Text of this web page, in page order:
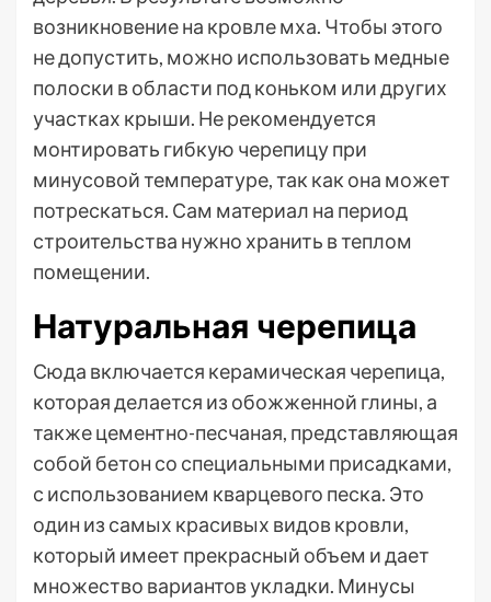
возникновение на кровле мха. Чтобы этого
не допустить, можно использовать медные
полоски в области под коньком или других
участках крыши. Не рекомендуется
монтировать гибкую черепицу при
минусовой температуре, так как она может
потрескаться. Сам материал на период
строительства нужно хранить в теплом
помещении.
Натуральная черепица
Сюда включается керамическая черепица,
которая делается из обожженной глины, а
также цементно-песчаная, представляющая
собой бетон со специальными присадками,
с использованием кварцевого песка. Это
один из самых красивых видов кровли,
который имеет прекрасный объем и дает
множество вариантов укладки. Минусы